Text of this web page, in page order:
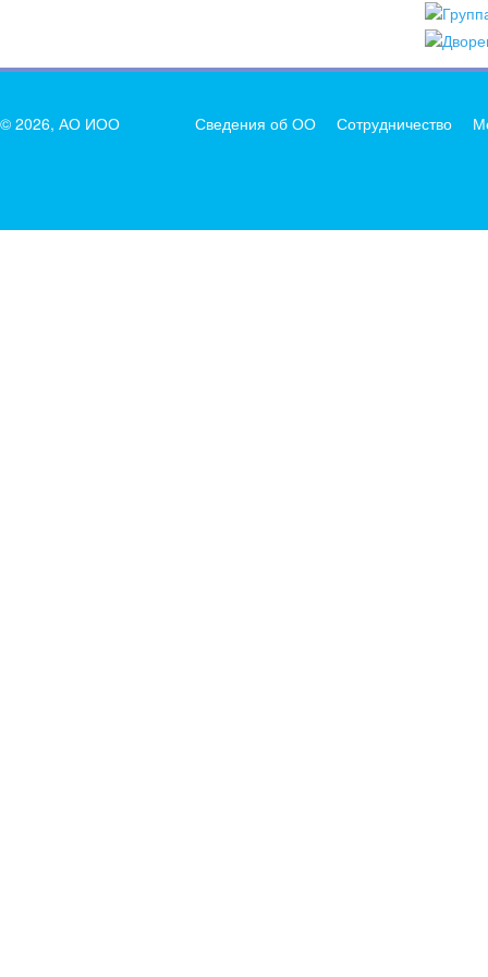
© 2026, АО ИОО Сведения об ОО Сотрудничество